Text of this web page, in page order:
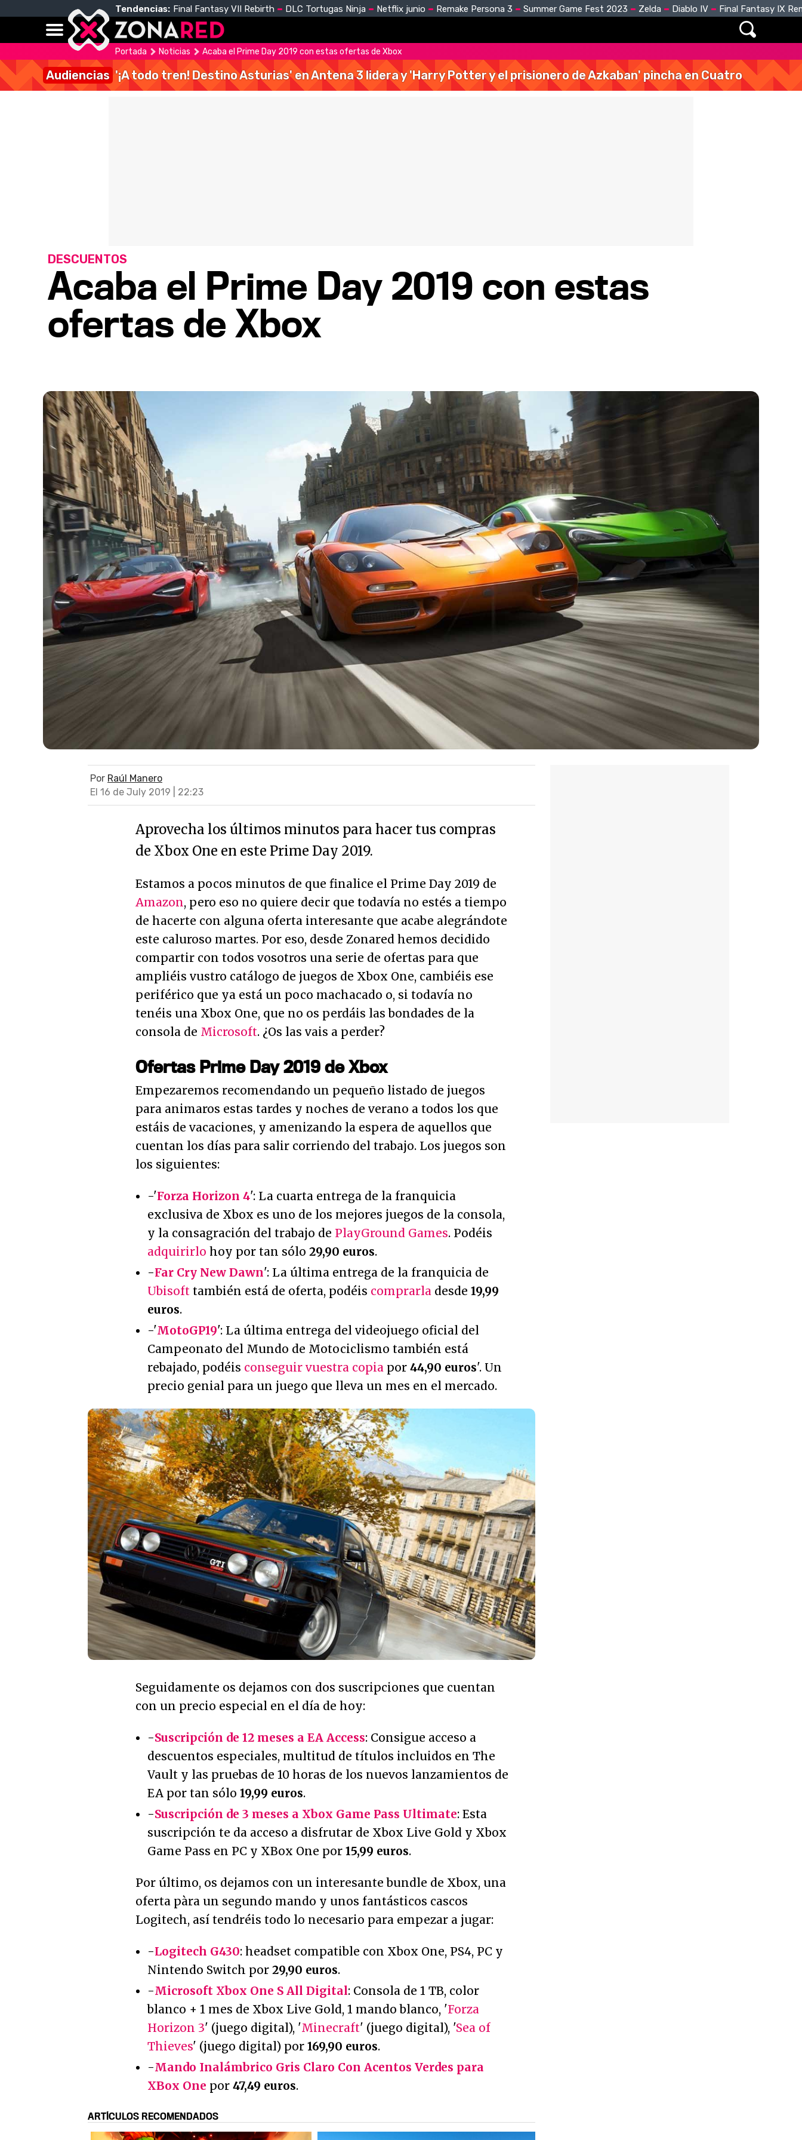
Tendencias: Final Fantasy VII Rebirth DLC Tortugas Ninja Netflix junio Remake Persona 3 Summer Game Fest 2023 Zelda Diablo IV Final Fantasy IX
Portada Noticias Acaba el Prime Day 2019 con estas ofertas de Xbox
Audiencias '¡A todo tren! Destino Asturias' en Antena 3 lidera y 'Harry Potter y el prisionero de Azkaban' pincha en Cuatro
Acaba el Prime Day 2019 con estas
ofertas de Xbox
DESCUENTOS
Por Raúl Manero
El 16 de July 2019 | 22:23
Aprovecha los últimos minutos para hacer tus compras
de Xbox One en este Prime Day 2019.
Estamos a pocos minutos de que finalice el Prime Day 2019 de
Amazon, pero eso no quiere decir que todavía no estés a tiempo
de hacerte con alguna oferta interesante que acabe alegrándote
este caluroso martes. Por eso, desde Zonared hemos decidido
compartir con todos vosotros una serie de ofertas para que
ampliéis vustro catálogo de juegos de Xbox One, cambiéis ese
periférico que ya está un poco machacado o, si todavía no
tenéis una Xbox One, que no os perdáis las bondades de la
consola de Microsoft. ¿Os las vais a perder?
Ofertas Prime Day 2019 de Xbox
Empezaremos recomendando un pequeño listado de juegos
para animaros estas tardes y noches de verano a todos los que
estáis de vacaciones, y amenizando la espera de aquellos que
cuentan los días para salir corriendo del trabajo. Los juegos son
los siguientes:
-'Forza Horizon 4': La cuarta entrega de la franquicia
exclusiva de Xbox es uno de los mejores juegos de la consola,
y la consagración del trabajo de PlayGround Games. Podéis
adquirirlo hoy por tan sólo 29,90 euros.
-Far Cry New Dawn': La última entrega de la franquicia de
Ubisoft también está de oferta, podéis comprarla desde 19,99
euros.
-'MotoGP19': La última entrega del videojuego oficial del
Campeonato del Mundo de Motociclismo también está
rebajado, podéis conseguir vuestra copia por 44,90 euros'. Un
precio genial para un juego que lleva un mes en el mercado.
Seguidamente os dejamos con dos suscripciones que cuentan
con un precio especial en el día de hoy:
-Suscripción de 12 meses a EA Access: Consigue acceso a
descuentos especiales, multitud de títulos incluidos en The
Vault y las pruebas de 10 horas de los nuevos lanzamientos de
EA por tan sólo 19,99 euros.
-Suscripción de 3 meses a Xbox Game Pass Ultimate: Esta
suscripción te da acceso a disfrutar de Xbox Live Gold y Xbox
Game Pass en PC y XBox One por 15,99 euros.
Por último, os dejamos con un interesante bundle de Xbox, una
oferta pàra un segundo mando y unos fantásticos cascos
Logitech, así tendréis todo lo necesario para empezar a jugar:
-Logitech G430: headset compatible con Xbox One, PS4, PC y
Nintendo Switch por 29,90 euros.
-Microsoft Xbox One S All Digital: Consola de 1 TB, color
blanco + 1 mes de Xbox Live Gold, 1 mando blanco, 'Forza
Horizon 3' (juego digital), 'Minecraft' (juego digital), 'Sea of
Thieves' (juego digital) por 169,90 euros.
-Mando Inalámbrico Gris Claro Con Acentos Verdes para
XBox One por 47,49 euros.
ARTÍCULOS RECOMENDADOS